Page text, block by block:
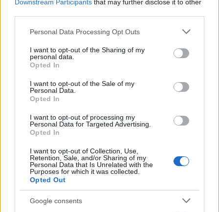
Downstream Participants that may further disclose it to other
Please note that this website/app uses one or more Google
not limited to your visit or usage behaviour. You may click to
grant or deny consent to Google and its third-party tags to
use your data for below specified purposes in below Google
consent section.
Personal Data Processing Opt Outs
I want to opt-out of the Sharing of my
personal data.
Opted In
I want to opt-out of the Sale of my
Personal Data.
Opted In
I want to opt-out of processing my
Personal Data for Targeted Advertising.
Opted In
I want to opt-out of Collection, Use,
Retention, Sale, and/or Sharing of my
Personal Data that Is Unrelated with the
Purposes for which it was collected.
Opted Out
Google consents
El is dőlt, ki lesz a köztársasági elnök
HÍREK 2 órája
Történelmi paktum jött létre: új szövetség
védi a Vörös-tenger békéjét